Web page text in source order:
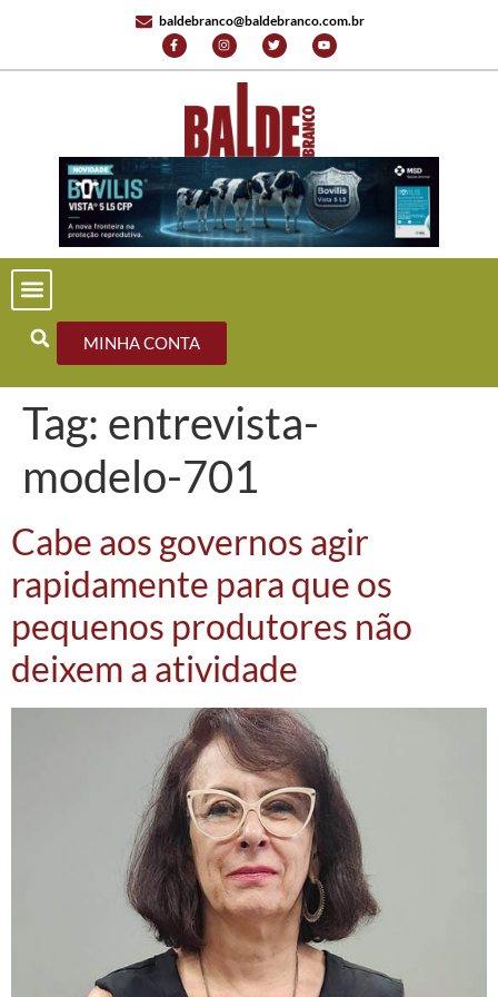
baldebranco@baldebranco.com.br
MINHA CONTA
Tag: entrevista-
modelo-701
Cabe aos governos agir
rapidamente para que os
pequenos produtores não
deixem a atividade